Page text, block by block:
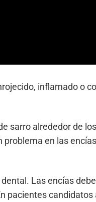
inflamado o
sarro alrededor de
problema en las
Las encías
pacientes